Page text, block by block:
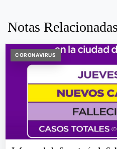
Notas Relacionadas
CORONAVIRUS